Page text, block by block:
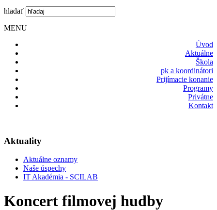
hladať
MENU
Úvod
Aktuálne
Škola
pk a koordinátori
Prijímacie konanie
Programy
Privátne
Kontakt
Aktuality
Aktuálne oznamy
Naše úspechy
IT Akadémia - SCILAB
Koncert filmovej hudby